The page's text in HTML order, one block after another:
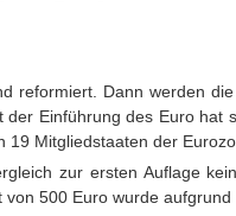
reformiert. Dann werden
Einführung des Euro
Mitgliedstaaten der
zur ersten Auflage
500 Euro wurde